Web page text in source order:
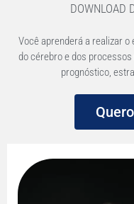
DOWNLOAD
Você aprenderá a realizar
do cérebro e dos
prognóstico,